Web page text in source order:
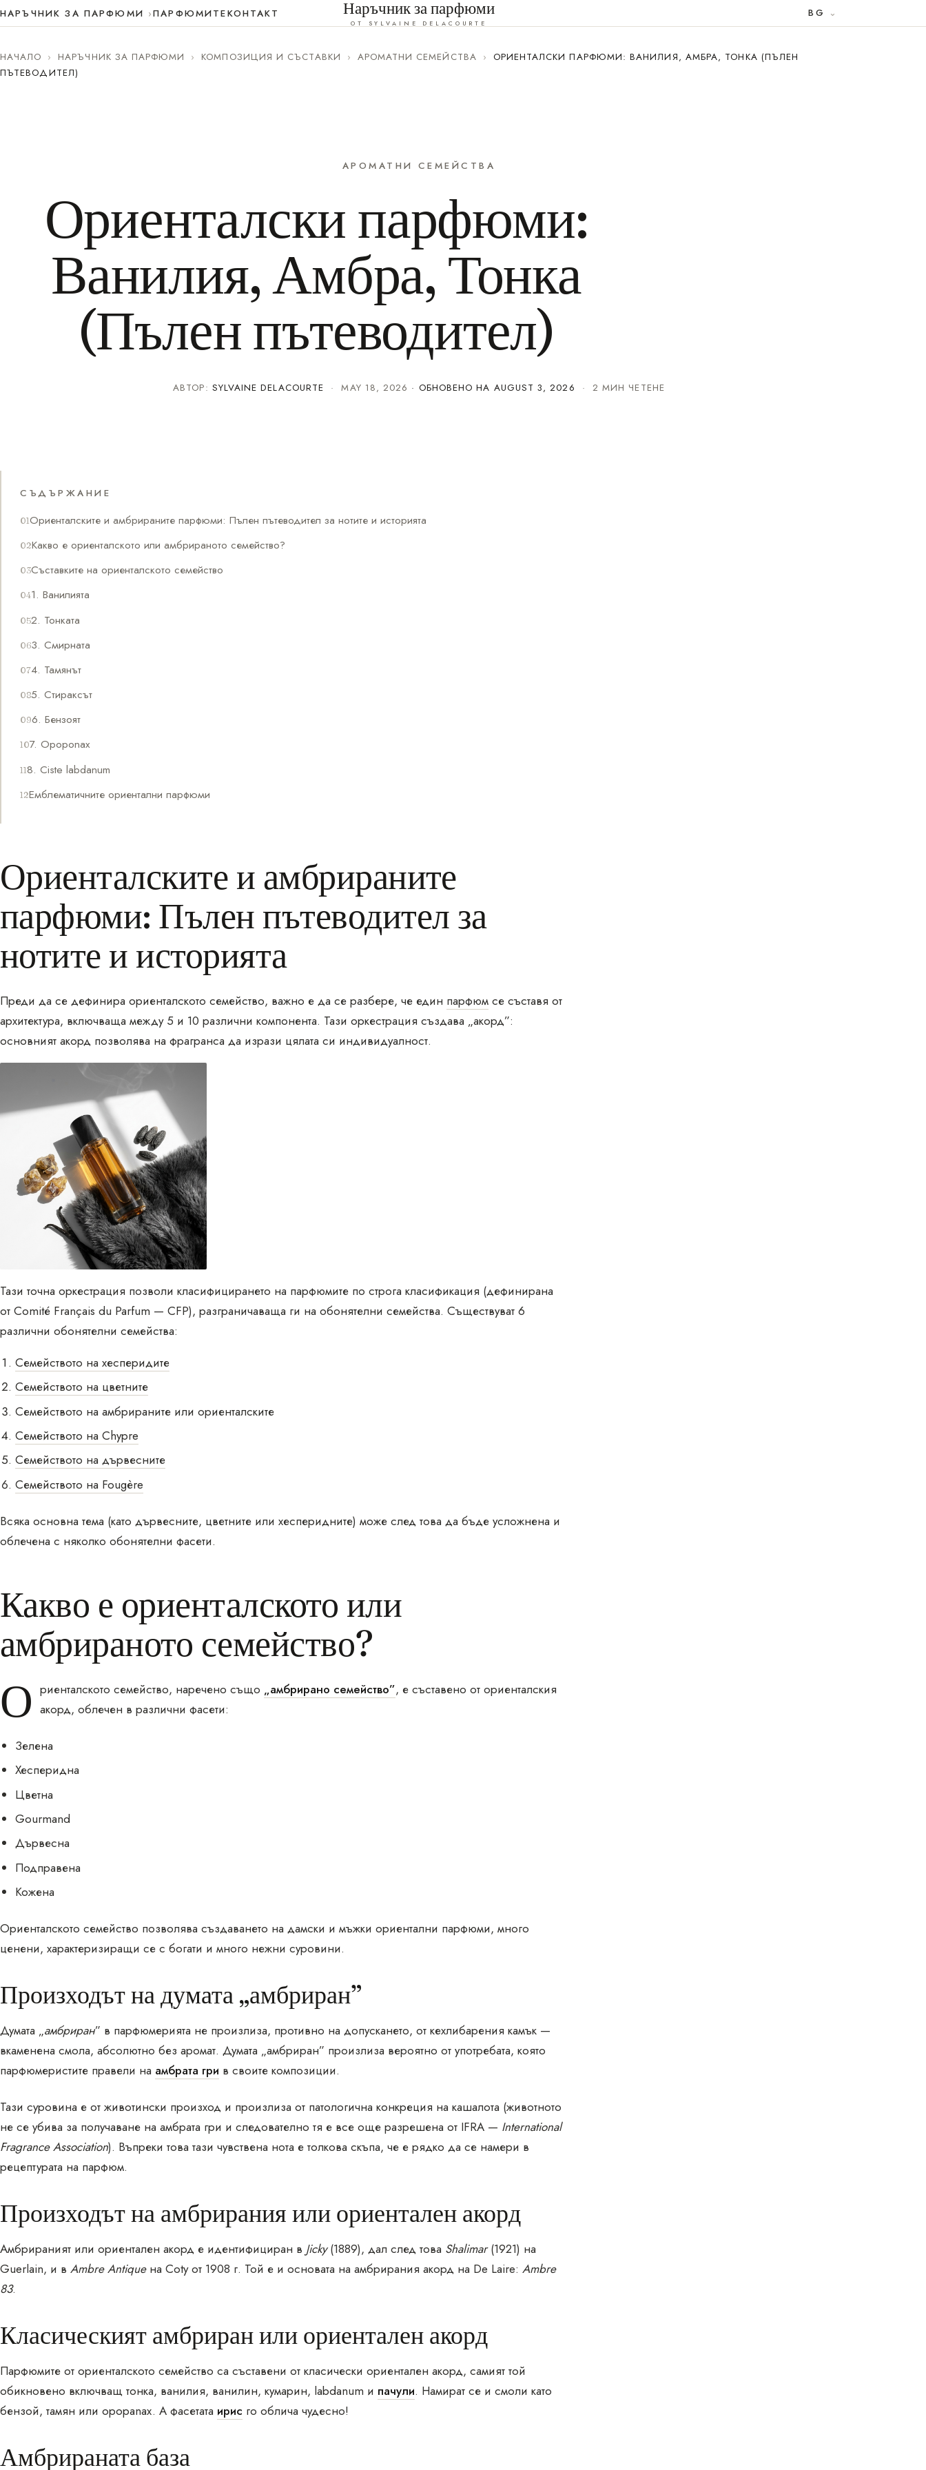
НАРЪЧНИК ЗА ПАРФЮМИ ПАРФЮМИТЕКОНТАКТ Наръчник за парфюми
ОТ SYLVAINE DELACOURTE
BG
НАЧАЛО › НАРЪЧНИК ЗА ПАРФЮМИ › КОМПОЗИЦИЯ И СЪСТАВКИ › АРОМАТНИ СЕМЕЙСТВА › ОРИЕНТАЛСКИ ПАРФЮМИ: ВАНИЛИЯ, АМБРА, ТОНКА (ПЪЛЕН
ПЪТЕВОДИТЕЛ)
АРОМАТНИ СЕМЕЙСТВА
Ориенталски парфюми:
Ванилия, Амбра, Тонка
(Пълен пътеводител)
АВТОР: SYLVAINE DELACOURTE ·MAY 18, 2026 · ОБНОВЕНО НА AUGUST 3, 2026 · 2 МИН ЧЕТЕНЕ
СЪДЪРЖАНИЕ
Ориенталските и амбрираните парфюми: Пълен пътеводител за нотите и историята
Какво е ориенталското или амбрираното семейство?
Съставките на ориенталското семейство
1. Ванилията
2. Тонката
3. Смирната
4. Тамянът
5. Стираксът
6. Бензоят
7. Opoponax
8. Ciste labdanum
Емблематичните ориентални парфюми
Ориенталските и амбрираните
парфюми: Пълен пътеводител за
нотите и историята
Преди да се дефинира ориенталското семейство, важно е да се разбере, че един парфюм се съставя от
архитектура, включваща между 5 и 10 различни компонента. Тази оркестрация създава „акорд”:
основният акорд позволява на фрагранса да изрази цялата си индивидуалност.
Тази точна оркестрация позволи класифицирането на парфюмите по строга класификация (дефинирана
от Comité Français du Parfum — CFP), разграничаваща ги на обонятелни семейства. Съществуват 6
различни обонятелни семейства:
Семейството на хесперидите
Семейството на цветните
Семейството на амбрираните или ориенталските
Семейството на Chypre
Семейството на дървесните
Семейството на Fougère
Всяка основна тема (като дървесните, цветните или хесперидните) може след това да бъде усложнена и
облечена с няколко обонятелни фасети.
Какво е ориенталското или
амбрираното семейство?
О риенталското семейство, наречено също „амбрирано семейство”, е съставено от ориенталския
акорд, облечен в различни фасети:
Зелена
Хесперидна
Цветна
Gourmand
Дървесна
Подправена
Кожена
Ориенталското семейство позволява създаването на дамски и мъжки ориентални парфюми, много
ценени, характеризиращи се с богати и много нежни суровини.
Произходът на думата „амбриран”
Думата „амбриран” в парфюмерията не произлиза, противно на допускането, от кехлибарения камък —
вкаменена смола, абсолютно без аромат. Думата „амбриран” произлиза вероятно от употребата, която
парфюмеристите правели на амбрата гри в своите композиции.
Тази суровина е от животински произход и произлиза от патологична конкреция на кашалота (животното
не се убива за получаване на амбрата гри и следователно тя е все още разрешена от IFRA — International
Fragrance Association). Въпреки това тази чувствена нота е толкова скъпа, че е рядко да се намери в
рецептурата на парфюм.
Произходът на амбрирания или ориентален акорд
Амбрираният или ориентален акорд е идентифициран в Jicky(1889), дал след това Shalimar(1921) на
Guerlain, и в Ambre Antiqueна Coty от 1908 г. Той е и основата на амбрирания акорд на De Laire: Ambre
83.
Класическият амбриран или ориентален акорд
Парфюмите от ориенталското семейство са съставени от класически ориентален акорд, самият той
обикновено включващ тонка, ванилия, ванилин, кумарин, labdanum и пачули. Намират се и смоли като
бензой, тамян или opopanax. А фасетата ирис го облича чудесно!
Амбрираната база